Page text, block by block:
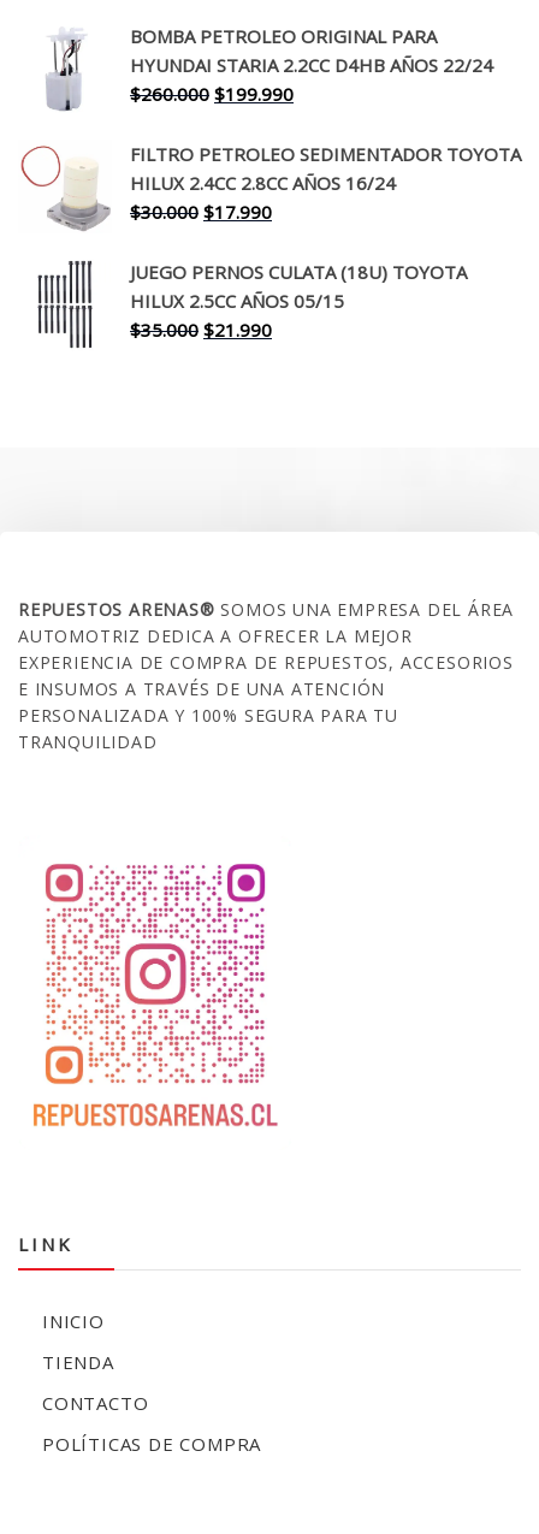
original
era:
$650.000.
actual
es:
$519.990.
BOMBA PETROLEO ORIGINAL PARA
HYUNDAI STARIA 2.2CC D4HB AÑOS 22/24
$260.000 El
original
era:
$260.000.
$199.990El
actual
es:
FILTRO PETROLEO SEDIMENTADOR TOYOTA
HILUX 2.4CC 2.8CC AÑOS 16/24
$30.000 El
original
era:
$30.000.
$17.990El
actual
es:
$17.990.
JUEGO PERNOS CULATA (18U) TOYOTA
HILUX 2.5CC AÑOS 05/15
$35.000 El
$21.990El
REPUESTOS ARENAS®SOMOS UNA EMPRESA DEL ÁREA
AUTOMOTRIZ DEDICA A OFRECER LA MEJOR
EXPERIENCIA DE COMPRA DE REPUESTOS, ACCESORIOS
E INSUMOS A TRAVÉS DE UNA ATENCIÓN
PERSONALIZADA Y 100% SEGURA PARA TU
TRANQUILIDAD
LINK
INICIO
TIENDA
CONTACTO
POLÍTICAS DE COMPRA